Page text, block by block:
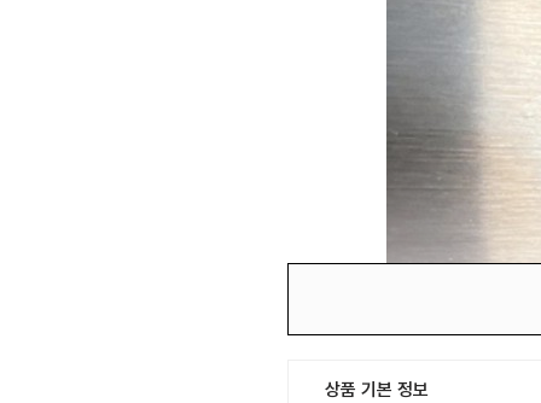
상품 기본 정보